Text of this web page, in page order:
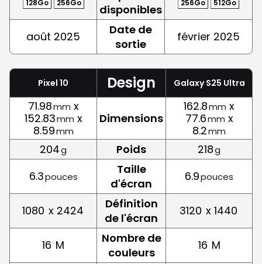
128Go 256Go
disponibles
256Go 512Go
août 2025
Date de
sortie
février 2025
Pixel 10 Design Galaxy S25 Ultra
71.98mm x
152.83mm x
8.59mm
Dimensions
162.8mm x
77.6mm x
8.2mm
204g Poids 218g
6.3pouces
Taille
d'écran
6.9pouces
1080 x 2424
Définition
de l'écran
3120 x 1440
16 M
Nombre de
couleurs
16 M